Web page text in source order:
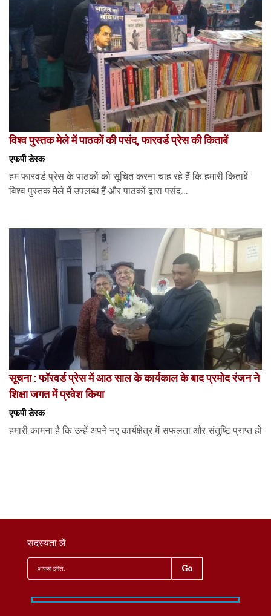
विश्व पुस्तक मेले में पाठकों की पसंद, फारवर्ड प्रेस की किताबें
एफपी डेस्‍क
हम फारवर्ड प्रेस के पाठकों को सूचित करना चाह रहे हैं कि हमारी किताबें
विश्व पुस्तक मेले में उपलब्ध हैं और पाठकों द्वारा पसंद...
सूचना : फॉरवर्ड प्रेस में आठ साल के कार्यकाल के बाद प्रमोद रंजन ने
शिक्षा जगत में प्रवेश किया
एफपी डेस्‍क
हमारी कामना है कि उन्हें अपने नए कार्यक्षेत्र में सफलता और संतुष्टि प्राप्त हो
सदस्यता लें